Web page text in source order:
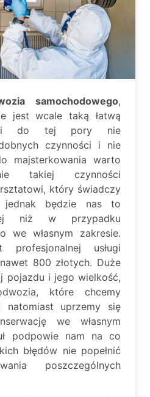
samochodowego,
jest wcale taką łatwą
do tej pory nie
czynności i nie
majsterkowania warto
takiej czynności
który świadczy
jednak będzie nas to
niż w przypadku
we własnym zakresie.
profesjonalnej usługi
800 złotych. Duże
pojazdu i jego wielkość,
które chcemy
natomiast uprzemy się
we własnym
podpowie nam na co
błędów nie popełnić
poszczególnych